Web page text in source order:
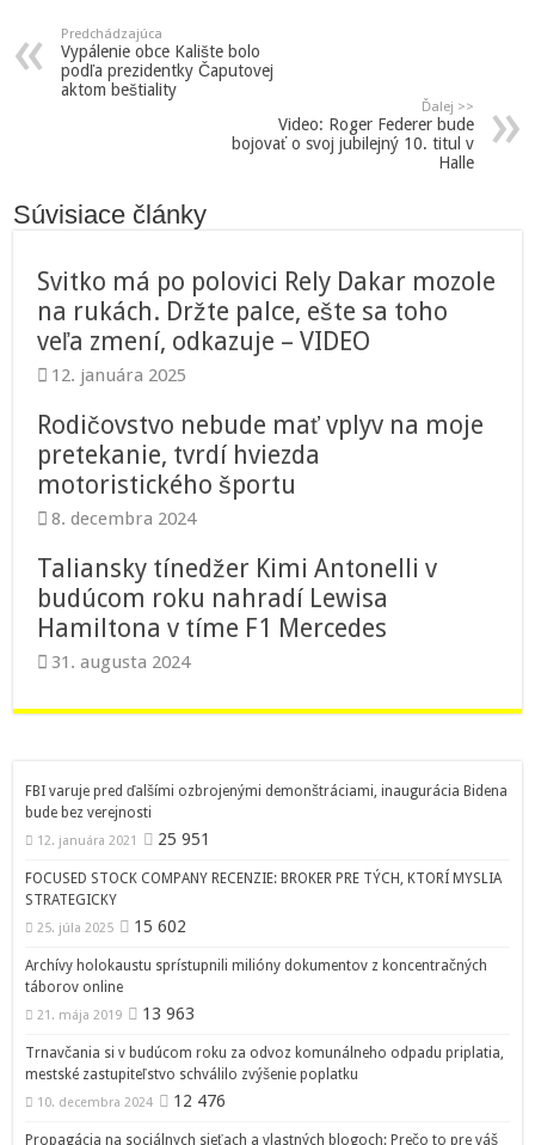
Predchádzajúca
Vypálenie obce Kalište bolo
podľa prezidentky Čaputovej
aktom beštiality
Ďalej >>
Video: Roger Federer bude
bojovať o svoj jubilejný 10. titul v
Halle
Súvisiace články
Svitko má po polovici Rely Dakar mozole
na rukách. Držte palce, ešte sa toho
veľa zmení, odkazuje – VIDEO
12. januára 2025
Rodičovstvo nebude mať vplyv na moje
pretekanie, tvrdí hviezda
motoristického športu
8. decembra 2024
Taliansky tínedžer Kimi Antonelli v
budúcom roku nahradí Lewisa
Hamiltona v tíme F1 Mercedes
31. augusta 2024
FBI varuje pred ďalšími ozbrojenými demonštráciami, inaugurácia Bidena
bude bez verejnosti
12. januára 2021 25 951
FOCUSED STOCK COMPANY RECENZIE: BROKER PRE TÝCH, KTORÍ MYSLIA
STRATEGICKY
25. júla 2025 15 602
Archívy holokaustu sprístupnili milióny dokumentov z koncentračných
táborov online
21. mája 2019 13 963
Trnavčania si v budúcom roku za odvoz komunálneho odpadu priplatia,
mestské zastupiteľstvo schválilo zvýšenie poplatku
10. decembra 2024 12 476
Propagácia na sociálnych sieťach a vlastných blogoch: Prečo to pre váš